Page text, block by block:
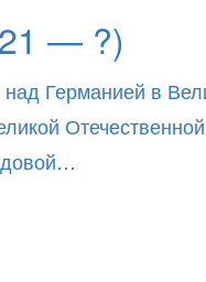
— ?)
Германией в